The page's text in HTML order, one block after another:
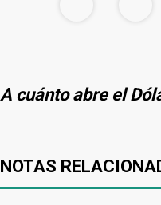
A cuánto abre el
NOTAS